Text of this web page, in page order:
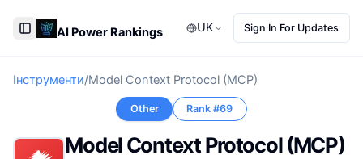
Toggle Sidebar
AI Power Rankings UK Sign In For Updates
Інструменти/Model Context Protocol (MCP)
Other Rank #69
Model Context Protocol (MCP)